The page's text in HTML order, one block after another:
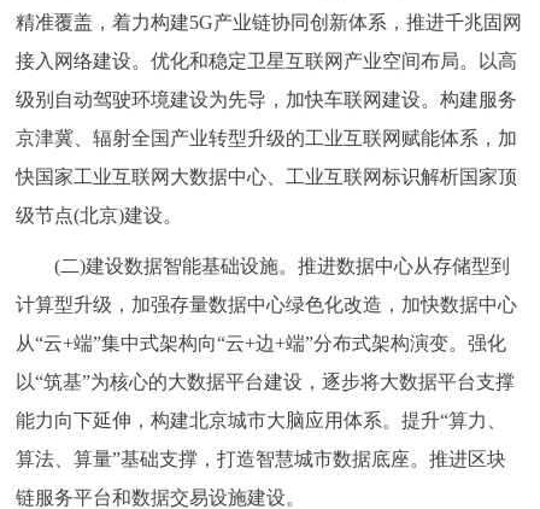
精准覆盖，着力构建5G产业链协同创新体系，推进千兆固网
接入网络建设。优化和稳定卫星互联网产业空间布局。以高
级别自动驾驶环境建设为先导，加快车联网建设。构建服务
京津冀、辐射全国产业转型升级的工业互联网赋能体系，加
快国家工业互联网大数据中心、工业互联网标识解析国家顶
级节点(北京)建设。
(二)建设数据智能基础设施。推进数据中心从存储型到
计算型升级，加强存量数据中心绿色化改造，加快数据中心
从“云+端”集中式架构向“云+边+端”分布式架构演变。强化
以“筑基”为核心的大数据平台建设，逐步将大数据平台支撑
能力向下延伸，构建北京城市大脑应用体系。提升“算力、
算法、算量”基础支撑，打造智慧城市数据底座。推进区块
链服务平台和数据交易设施建设。